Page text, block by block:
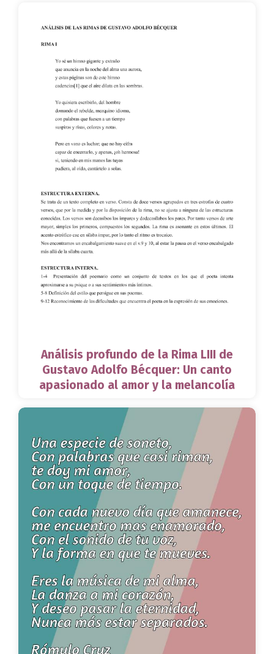
Análisis profundo de la Rima LIII de
Gustavo Adolfo Bécquer: Un canto
apasionado al amor y la melancolía